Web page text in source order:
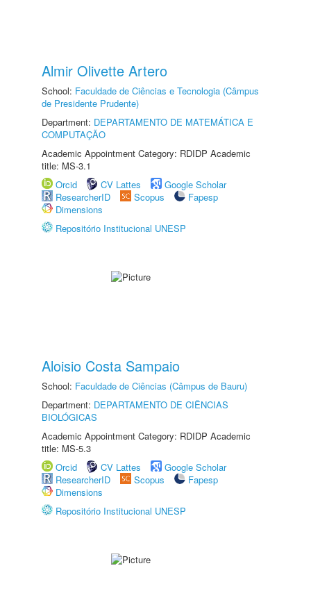
Almir Olivette Artero
School: Faculdade de Ciências e Tecnologia (Câmpus
de Presidente Prudente)
Department: DEPARTAMENTO DE MATEMÁTICA E
COMPUTAÇÃO
Academic Appointment Category: RDIDP Academic
title: MS-3.1
Orcid
CV Lattes
Google Scholar
ResearcherID
Scopus
Fapesp
Dimensions
Repositório Institucional UNESP
Aloisio Costa Sampaio
School: Faculdade de Ciências (Câmpus de Bauru)
Department: DEPARTAMENTO DE CIÊNCIAS
BIOLÓGICAS
Academic Appointment Category: RDIDP Academic
title: MS-5.3
Orcid
CV Lattes
Google Scholar
ResearcherID
Scopus
Fapesp
Dimensions
Repositório Institucional UNESP